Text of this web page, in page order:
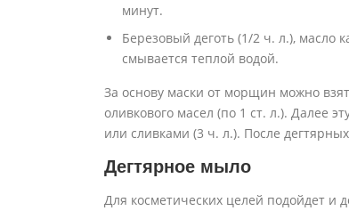
минут.
Березовый деготь (1/2 ч. л.), масло
смывается теплой водой.
За основу маски от морщин можно
оливкового масел (по 1 ст. л.). Далее
или сливками (3 ч. л.). После
Дегтярное мыло
Для косметических целей подойдет и